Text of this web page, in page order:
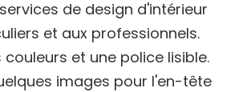
de design d'intérieur
et aux professionnels.
couleurs et une police lisible.
images pour l'en-tête